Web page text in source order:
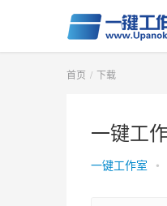
首页 下载
一键工
一键工作室 •